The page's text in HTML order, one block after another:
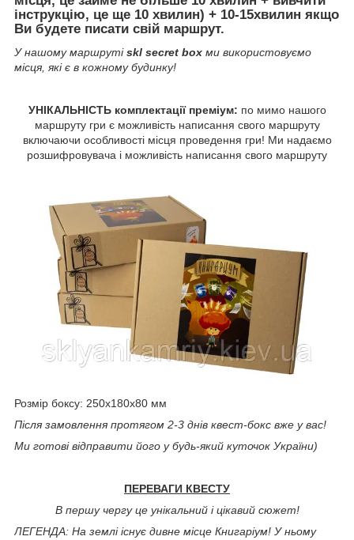
інструкцію, це ще 10 хвилин) + 10-15хвилин якщо
Ви будете писати свій маршрут.
У нашому маршрутіskl secret box ми використовуємо
місця, які є в кожному будинку!
УНІКАЛЬНІСТЬ комплектації преміум: по мимо нашого
маршруту гри є можливість написання свого маршруту
включаючи особливості місця проведення гри! Ми надаємо
розшифровувача і можливість написання свого маршруту
Розмір боксу: 250х180х80 мм
Після замовлення протягом 2-3 днів квест-бокс вже у вас!
Ми готові відправити його у будь-який куточок України)
ПЕРЕВАГИ КВЕСТУ
В першу чергу це унікальний і цікавий сюжет!
ЛЕГЕНДА: На землі існує дивне місце Книгаріум! У ньому